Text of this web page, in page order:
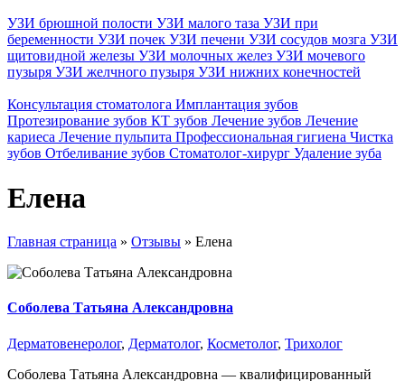
УЗИ брюшной полости УЗИ малого таза УЗИ при
беременности УЗИ почек УЗИ печени УЗИ сосудов мозга УЗИ
щитовидной железы УЗИ молочных желез УЗИ мочевого
пузыря УЗИ желчного пузыря УЗИ нижних конечностей
Консультация стоматолога Имплантация зубов
Протезирование зубов КТ зубов Лечение зубов Лечение
кариеса Лечение пульпита Профессиональная гигиена Чистка
зубов Отбеливание зубов Стоматолог-хирург Удаление зуба
Елена
Главная страница » Отзывы » Елена
Соболева Татьяна Александровна
Дерматовенеролог, Дерматолог, Косметолог, Трихолог
Соболева Татьяна Александровна — квалифицированный